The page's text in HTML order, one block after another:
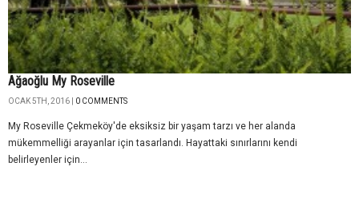
Ağaoğlu My Roseville
OCAK 5TH, 2016 | 0 COMMENTS
My Roseville Çekmeköy'de eksiksiz bir yaşam tarzı ve her alanda
mükemmelliği arayanlar için tasarlandı. Hayattaki sınırlarını kendi
belirleyenler için...